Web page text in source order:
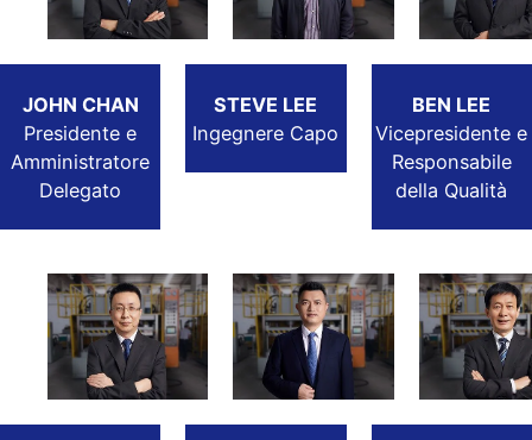
JOHN CHAN
Presidente e
Amministratore
Delegato
STEVE LEE
Ingegnere Capo
BEN LEE
Vicepresidente e
Responsabile
della Qualità